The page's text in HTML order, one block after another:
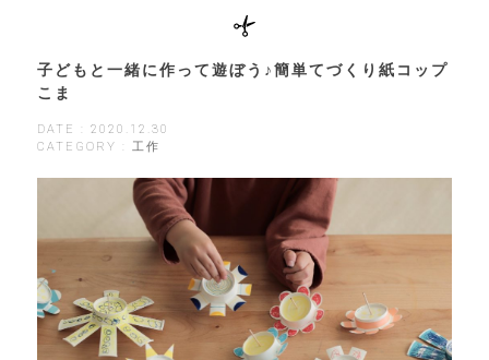
子どもと一緒に作って遊ぼう♪簡単てづくり紙コップ
こま
DATE : 2020.12.30
CATEGORY : 工作